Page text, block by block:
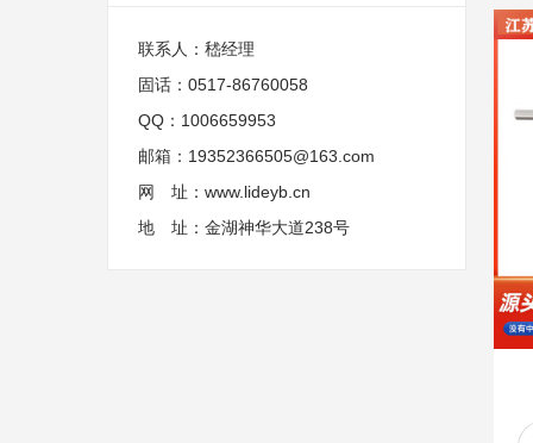
联系人：嵇经理
固话：0517-86760058
QQ：1006659953
邮箱：19352366505@163.com
网 址：www.lideyb.cn
地 址：金湖神华大道238号